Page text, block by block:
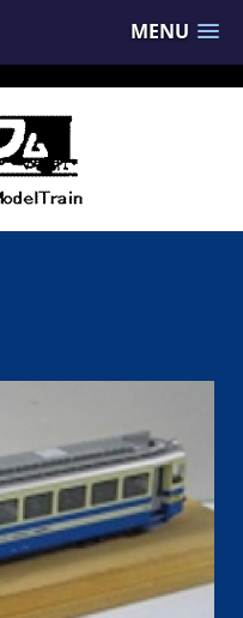
MENU